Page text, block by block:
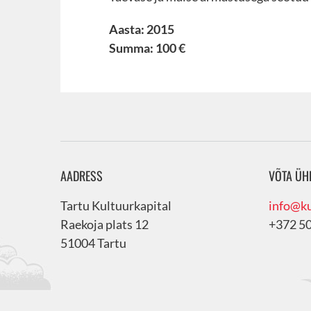
Aasta: 2015
Summa: 100 €
AADRESS
Tartu Kultuurkapital
Raekoja plats 12
51004 Tartu
VÕTA
+372